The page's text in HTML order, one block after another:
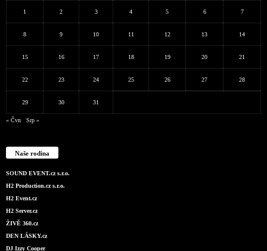
1 2 3 4 5 6 7
8 9 10 11 12 13 14
15 16 17 18 19 20 21
22 23 24 25 26 27 28
29 30 31
« Čvn Srp »
Naše rodina
SOUND EVENT.cz s.r.o.
H2 Production.cz s.r.o.
H2 Event.cz
H2 Server.cz
ŽIVĚ 360.cz
DEN LÁSKY.cz
DJ Izzy Cooper